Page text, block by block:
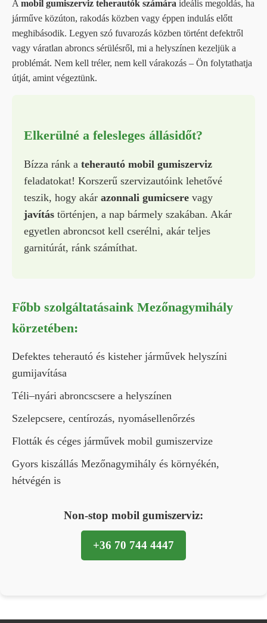
A mobil gumiszerviz teherautók számára ideális megoldás, ha
járműve közúton, rakodás közben vagy éppen indulás előtt
meghibásodik. Legyen szó fuvarozás közben történt defektről
vagy váratlan abroncs sérülésről, mi a helyszínen kezeljük a
problémát. Nem kell tréler, nem kell várakozás – Ön folytathatja
útját, amint végeztünk.
Elkerülné a felesleges állásidőt?
Bízza ránk a teherautó mobil gumiszerviz
feladatokat! Korszerű szervizautóink lehetővé
teszik, hogy akár azonnali gumicsere vagy
javítás történjen, a nap bármely szakában. Akár
egyetlen abroncsot kell cserélni, akár teljes
garnitúrát, ránk számíthat.
Főbb szolgáltatásaink Mezőnagymihály
körzetében:
Defektes teherautó és kisteher járművek helyszíni
gumijavítása
Téli–nyári abroncscsere a helyszínen
Szelepcsere, centírozás, nyomásellenőrzés
Flották és céges járművek mobil gumiszervize
Gyors kiszállás Mezőnagymihály és környékén,
hétvégén is
Non-stop mobil gumiszerviz:
+36 70 744 4447